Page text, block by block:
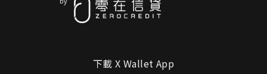
下載 X Wallet App